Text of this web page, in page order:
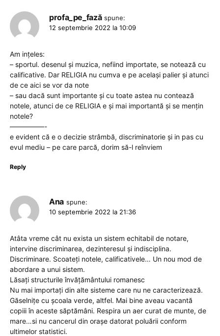
profa_pe_fază spune:
12 septembrie 2022 la 10:09
Am ințeles:
– sportul. desenul și muzica, nefiind importate, se notează cu
calificative. Dar RELIGIA nu cumva e pe același palier și atunci
de ce aici se vor da note
– sau dacă sunt importante și cu toate astea nu contează
notele, atunci de ce RELIGIA e și mai importantă și se mențin
notele?
—————-
e evident că e o decizie strâmbă, discriminatorie și in pas cu
evul mediu – pe care parcă, dorim să-l reînviem
Reply
Ana spune:
10 septembrie 2022 la 21:36
Atâta vreme cât nu exista un sistem echitabil de notare,
intervine discriminarea, dezinteresul și indisciplina.
Discriminare. Scoateți notele, calificativele… Un nou mod de
abordare a unui sistem.
Lăsați structurile învățământului romanesc
Nu mai importați din alte sisteme care nu ne caracterizează.
Găselnițe cu școala verde, altfel. Mai bine aveau vacantă
copiii în aceste săptămâni. Respira un aer curat de munte, de
mare…si nu cancerul din orașe datorat poluării conform
ultimelor statistici.